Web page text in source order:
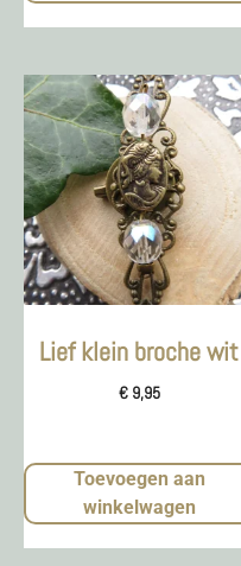
Lief klein broche wit
€9,95
Toevoegen aan
winkelwagen